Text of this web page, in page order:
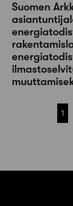
Suomen
Artikkelien
1